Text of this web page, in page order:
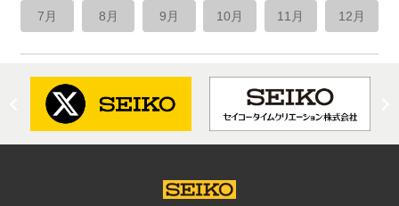
7月 8月 9月 10月 11月 12月